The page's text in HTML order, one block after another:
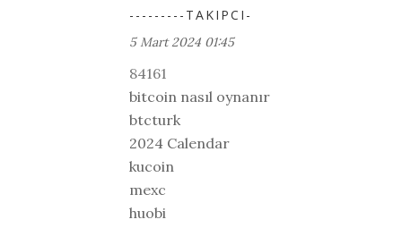
---------TAKIPCI-
5 Mart 2024 01:45
84161
bitcoin nasıl oynanır
btcturk
2024 Calendar
kucoin
mexc
huobi